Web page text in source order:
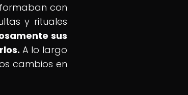
con
y rituales
sus
A lo largo
cambios en